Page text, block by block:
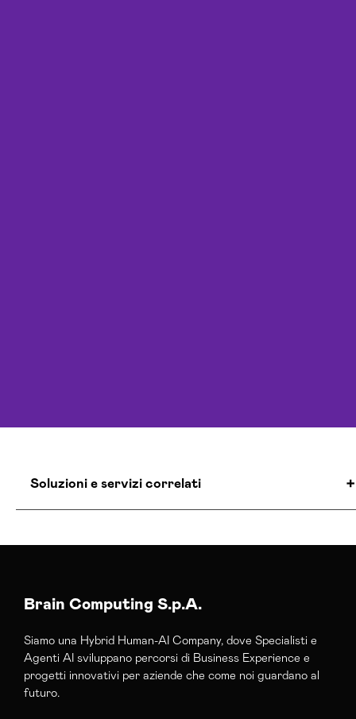
Soluzioni e servizi correlati
Agenzia Google Partner Pavia
Agenzia Web Marketing Pavia
Campagne Adv Social Pavia
Campagne Advertising Pavia
Brain Computing S.p.A.
Siamo una Hybrid Human-AI Company, dove Specialisti e
Agenti AI sviluppano percorsi di Business Experience e
progetti innovativi per aziende che come noi guardano al
futuro.